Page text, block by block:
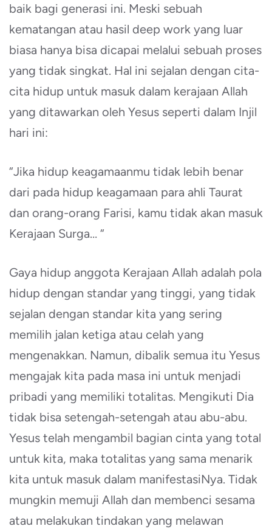
baik bagi generasi ini. Meski sebuah
kematangan atau hasil deep work yang luar
biasa hanya bisa dicapai melalui sebuah proses
yang tidak singkat. Hal ini sejalan dengan cita-
cita hidup untuk masuk dalam kerajaan Allah
yang ditawarkan oleh Yesus seperti dalam Injil
hari ini:
“Jika hidup keagamaanmu tidak lebih benar
dari pada hidup keagamaan para ahli Taurat
dan orang-orang Farisi, kamu tidak akan masuk
Kerajaan Surga… “
Gaya hidup anggota Kerajaan Allah adalah pola
hidup dengan standar yang tinggi, yang tidak
sejalan dengan standar kita yang sering
memilih jalan ketiga atau celah yang
mengenakkan. Namun, dibalik semua itu Yesus
mengajak kita pada masa ini untuk menjadi
pribadi yang memiliki totalitas. Mengikuti Dia
tidak bisa setengah-setengah atau abu-abu.
Yesus telah mengambil bagian cinta yang total
untuk kita, maka totalitas yang sama menarik
kita untuk masuk dalam manifestasiNya. Tidak
mungkin memuji Allah dan membenci sesama
atau melakukan tindakan yang melawan